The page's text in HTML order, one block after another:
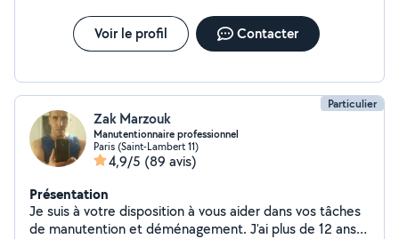
Voir le profil Contacter
Particulier
Zak Marzouk
Manutentionnaire professionnel
Paris (Saint-Lambert 11)
4,9/5 (89 avis)
Présentation
Je suis à votre disposition à vous aider dans vos tâches
de manutention et déménagement. J'ai plus de 12 ans